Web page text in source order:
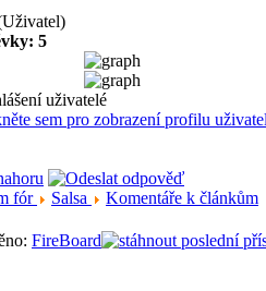
5
fór Salsa Komentáře k článkům
FireBoard